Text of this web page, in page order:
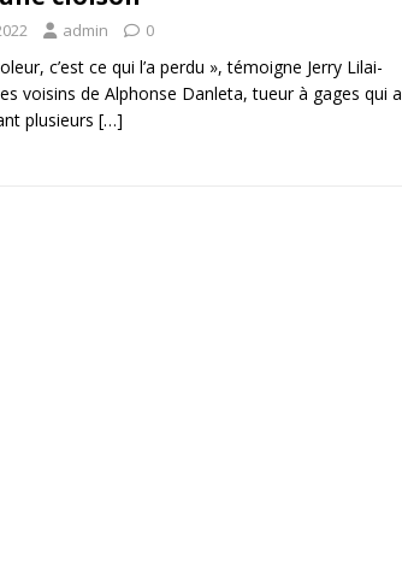
admin 0
c’est ce qui l’a perdu », témoigne Jerry Lilai-
voisins de Alphonse Danleta, tueur à gages qui a
plusieurs […]